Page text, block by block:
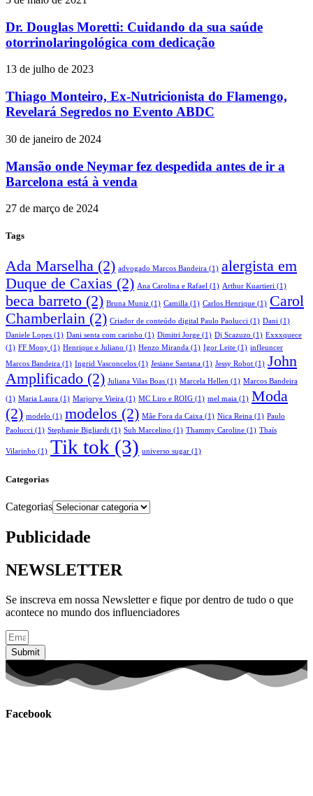
Dr. Douglas Moretti: Cuidando da sua saúde
otorrinolaringológica com dedicação
13 de julho de 2023
Thiago Monteiro, Ex-Nutricionista do Flamengo,
Revelará Segredos no Evento ABDC
30 de janeiro de 2024
Mansão onde Neymar fez despedida antes de ir a
Barcelona está à venda
27 de março de 2024
Tags
Ada Marselha (2) advogado Marcos Bandeira (1) alergista em
Duque de Caxias (2) Ana Carolina e Rafael (1) Arthur Kuartieri (1)
beca barreto (2) Bruna Muniz (1) Camilla (1) Carlos Henrique (1) Carol
Chamberlain (2) Criador de conteúdo digital Paulo Paolucci (1) Dani (1)
Daniele Lopes (1) Dani senta com carinho (1) Dimitri Jorge (1) Dj Scazuzo (1) Exxxquece
(1) FF Mony (1) Henrique e Juliano (1) Henzo Miranda (1) Igor Leite (1) infleuncer
Marcos Bandeira (1) Ingrid Vasconcelos (1) Jesiane Santana (1) Jessy Robot (1) John
Amplificado (2) Juliana Vilas Boas (1) Marcela Hellen (1) Marcos Bandeira
(1) Maria Laura (1) Marjorye Vieira (1) MC Liro e ROIG (1) mel maia (1) Moda
(2) modelo (1) modelos (2) Mãe Fora da Caixa (1) Nica Reina (1) Paulo
Paolucci (1) Stephanie Bigliardi (1) Suh Marcelino (1) Thammy Caroline (1) Thaís
Vilarinho (1) Tik tok (3) universo sugar (1)
Categorias
Categorias
Publicidade
NEWSLETTER
Se inscreva em nossa Newsletter e fique por dentro de tudo o que
acontece no mundo dos influenciadores
Submit
Facebook